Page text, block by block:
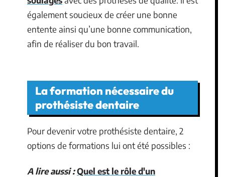
également soucieux de créer une bonne
entente ainsi qu’une bonne communication,
afin de réaliser du bon travail.
La formation nécessaire du
prothésiste dentaire
Pour devenir votre prothésiste dentaire, 2
options de formations lui ont été possibles :
A lire aussi :Quel est le rôle d'un